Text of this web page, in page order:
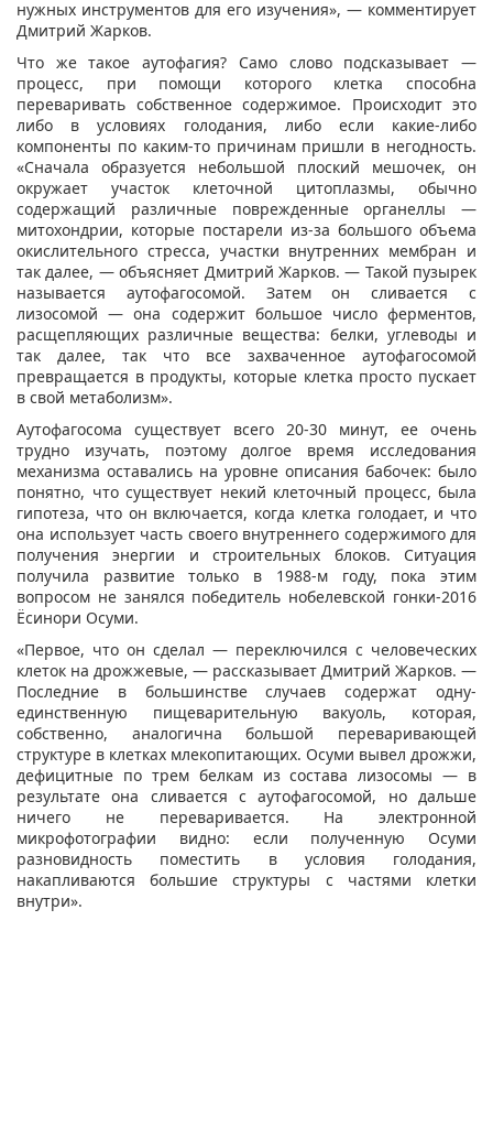
нужных инструментов для его изучения», — комментирует
Дмитрий Жарков.
Что же такое аутофагия? Само слово подсказывает —
процесс, при помощи которого клетка способна
переваривать собственное содержимое. Происходит это
либо в условиях голодания, либо если какие-либо
компоненты по каким-то причинам пришли в негодность.
«Сначала образуется небольшой плоский мешочек, он
окружает участок клеточной цитоплазмы, обычно
содержащий различные поврежденные органеллы —
митохондрии, которые постарели из-за большого объема
окислительного стресса, участки внутренних мембран и
так далее, — объясняет Дмитрий Жарков. — Такой пузырек
называется аутофагосомой. Затем он сливается с
лизосомой — она содержит большое число ферментов,
расщепляющих различные вещества: белки, углеводы и
так далее, так что все захваченное аутофагосомой
превращается в продукты, которые клетка просто пускает
в свой метаболизм».
Аутофагосома существует всего 20-30 минут, ее очень
трудно изучать, поэтому долгое время исследования
механизма оставались на уровне описания бабочек: было
понятно, что существует некий клеточный процесс, была
гипотеза, что он включается, когда клетка голодает, и что
она использует часть своего внутреннего содержимого для
получения энергии и строительных блоков. Ситуация
получила развитие только в 1988-м году, пока этим
вопросом не занялся победитель нобелевской гонки-2016
Ёсинори Осуми.
«Первое, что он сделал — переключился с человеческих
клеток на дрожжевые, — рассказывает Дмитрий Жарков. —
Последние в большинстве случаев содержат одну-
единственную пищеварительную вакуоль, которая,
собственно, аналогична большой переваривающей
структуре в клетках млекопитающих. Осуми вывел дрожжи,
дефицитные по трем белкам из состава лизосомы — в
результате она сливается с аутофагосомой, но дальше
ничего не переваривается. На электронной
микрофотографии видно: если полученную Осуми
разновидность поместить в условия голодания,
накапливаются большие структуры с частями клетки
внутри».